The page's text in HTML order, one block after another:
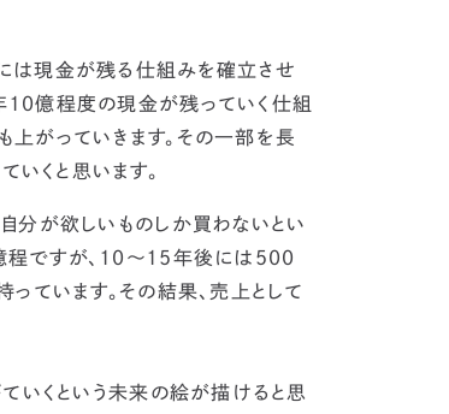
は現金が残る仕組みを確立させ
10億程度の現金が残っていく仕組
上がっていきます。その一部を長
くと思います。
分が欲しいものしか買わないとい
程ですが、10〜15年後には500
ています。 その結果、売上として
いくという未来の絵が描けると思